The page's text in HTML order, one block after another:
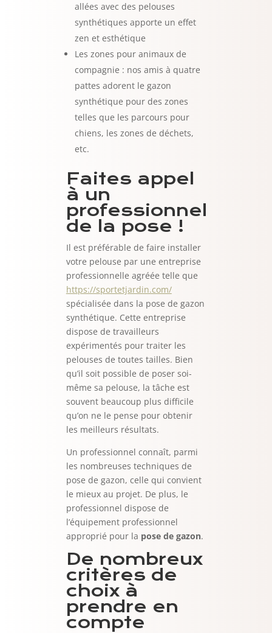
allées avec des pelouses
synthétiques apporte un effet
zen et esthétique
Les zones pour animaux de
compagnie : nos amis à quatre
pattes adorent le gazon
synthétique pour des zones
telles que les parcours pour
chiens, les zones de déchets,
etc.
Faites appel
à un
professionnel
de la pose !
Il est préférable de faire installer
votre pelouse par une entreprise
professionnelle agréée telle que
https://sportetjardin.com/
spécialisée dans la pose de gazon
synthétique. Cette entreprise
dispose de travailleurs
expérimentés pour traiter les
pelouses de toutes tailles. Bien
qu’il soit possible de poser soi-
même sa pelouse, la tâche est
souvent beaucoup plus difficile
qu’on ne le pense pour obtenir
les meilleurs résultats.
Un professionnel connaît, parmi
les nombreuses techniques de
pose de gazon, celle qui convient
le mieux au projet. De plus, le
professionnel dispose de
l’équipement professionnel
approprié pour la pose de gazon.
De nombreux
critères de
choix à
prendre en
compte